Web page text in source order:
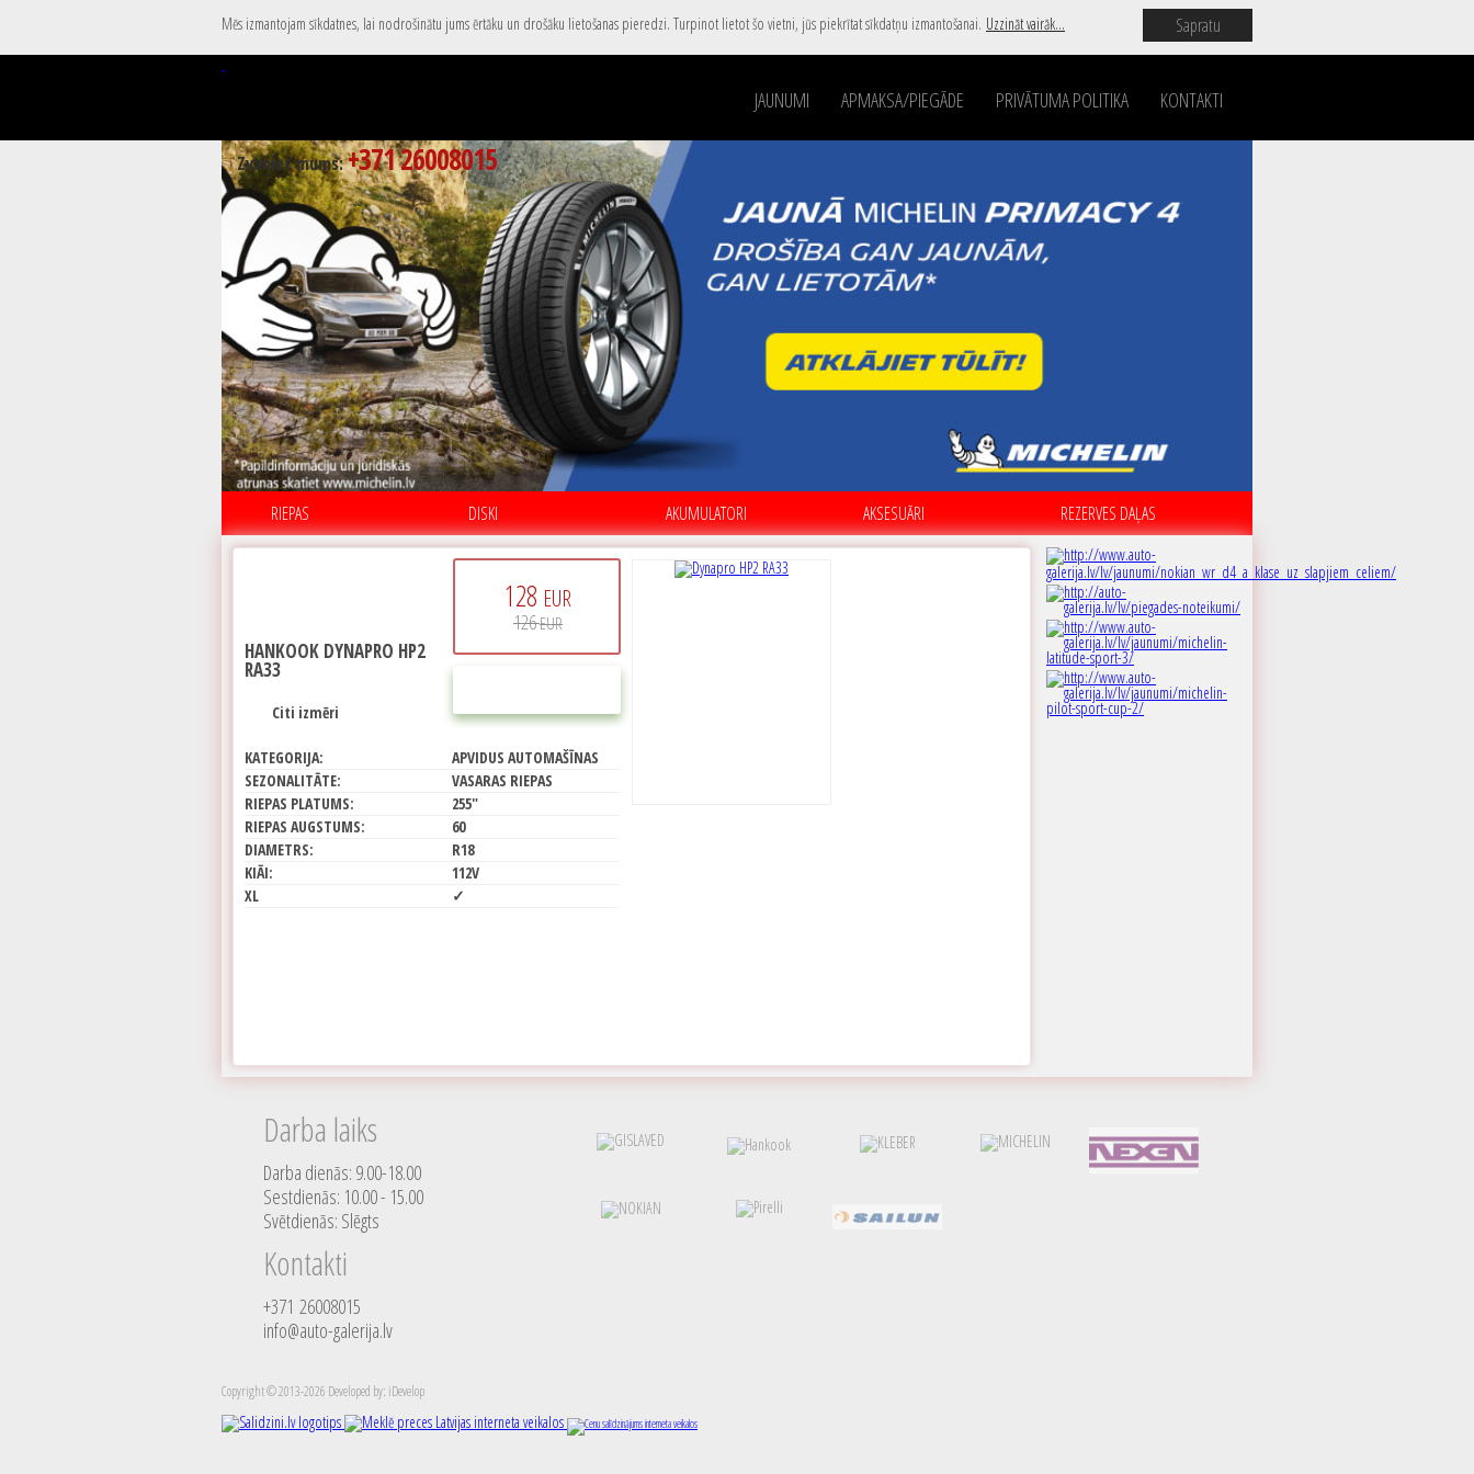
Mēs izmantojam sīkdatnes, lai nodrošinātu jums ērtāku un drošāku lietošanas pieredzi. Turpinot lietot šo vietni, jūs piekrītat sīkdatņu izmantošanai. Uzzināt vairāk... Sapratu
JAUNUMI APMAKSA/PIEGĀDE PRIVĀTUMA POLITIKA KONTAKTI
Zvaniet mums:+371 26008015
RIEPAS DISKI AKUMULATORI AKSESUĀRI REZERVES DAĻAS
128 EUR
126EUR
HANKOOK DYNAPRO HP2
RA33
Citi izmēri
KATEGORIJA:
APVIDUS AUTOMAŠĪNAS
SEZONALITĀTE:
VASARAS RIEPAS
RIEPAS PLATUMS:
255"
RIEPAS AUGSTUMS:
60
DIAMETRS:
R18
KIĀI:
112V
XL
✓
Darba laiks
Darba dienās: 9.00-18.00
Sestdienās: 10.00 - 15.00
Svētdienās: Slēgts
Kontakti
+371 26008015
info@auto-galerija.lv
Copyright © 2013-2026 Developed by: iDevelop